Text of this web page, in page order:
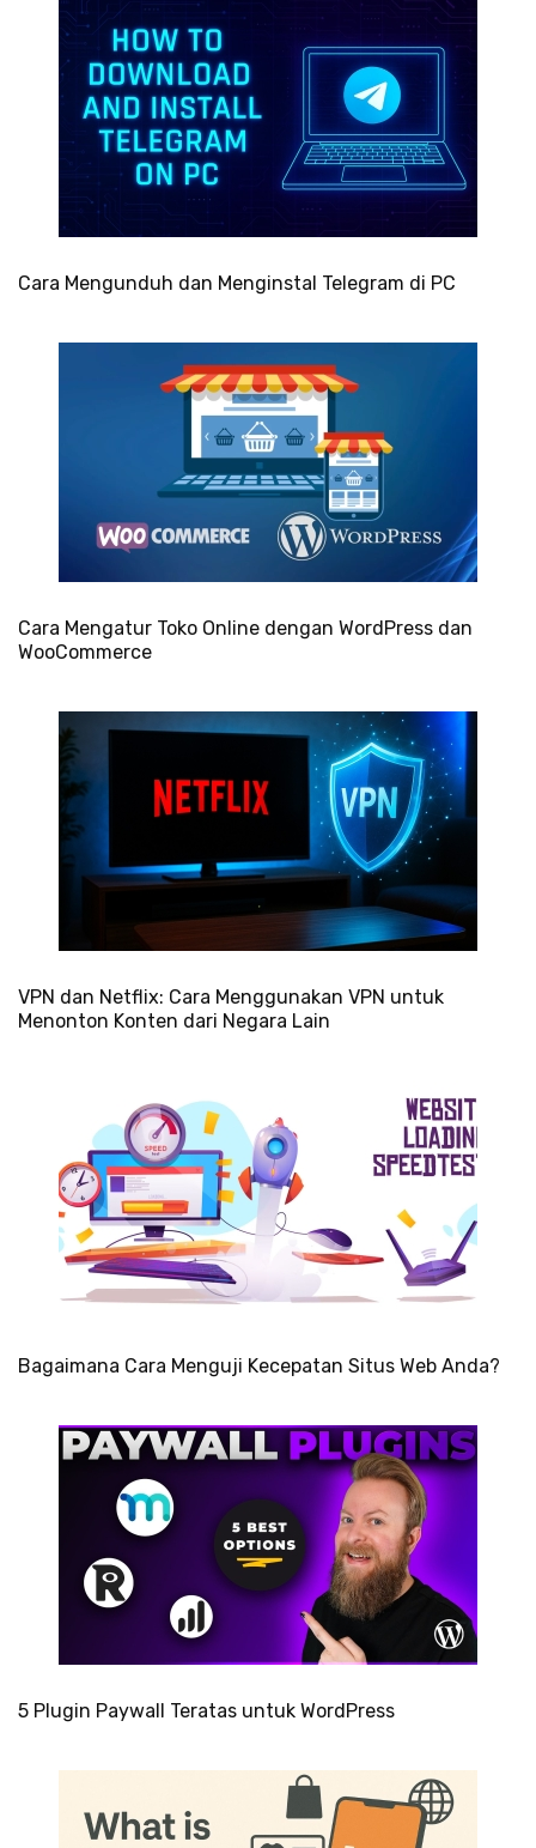
Cara Mengunduh dan Menginstal Telegram di PC
Cara Mengatur Toko Online dengan WordPress dan
WooCommerce
VPN dan Netflix: Cara Menggunakan VPN untuk
Menonton Konten dari Negara Lain
Bagaimana Cara Menguji Kecepatan Situs Web Anda?
5 Plugin Paywall Teratas untuk WordPress